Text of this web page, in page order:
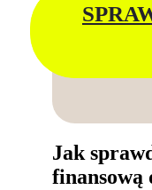
Jak
finansową